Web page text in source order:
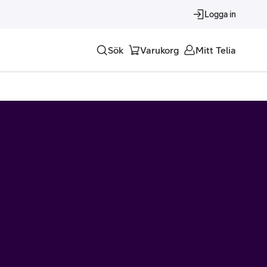
Logga in
Sök Varukorg Mitt Telia